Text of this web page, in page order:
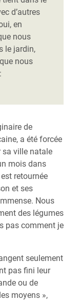
d’autres
en
nous
le jardin,
nous
de
a été forcée
sa ville natale
mois dans
retournée
et ses
Nous
des légumes
pas comment je
seulement
pas fini leur
ou de
moyens »,